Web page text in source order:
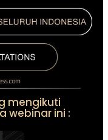
mengikuti
webinar ini :